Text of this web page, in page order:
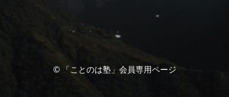
© 「ことのは塾」会員専用ページ